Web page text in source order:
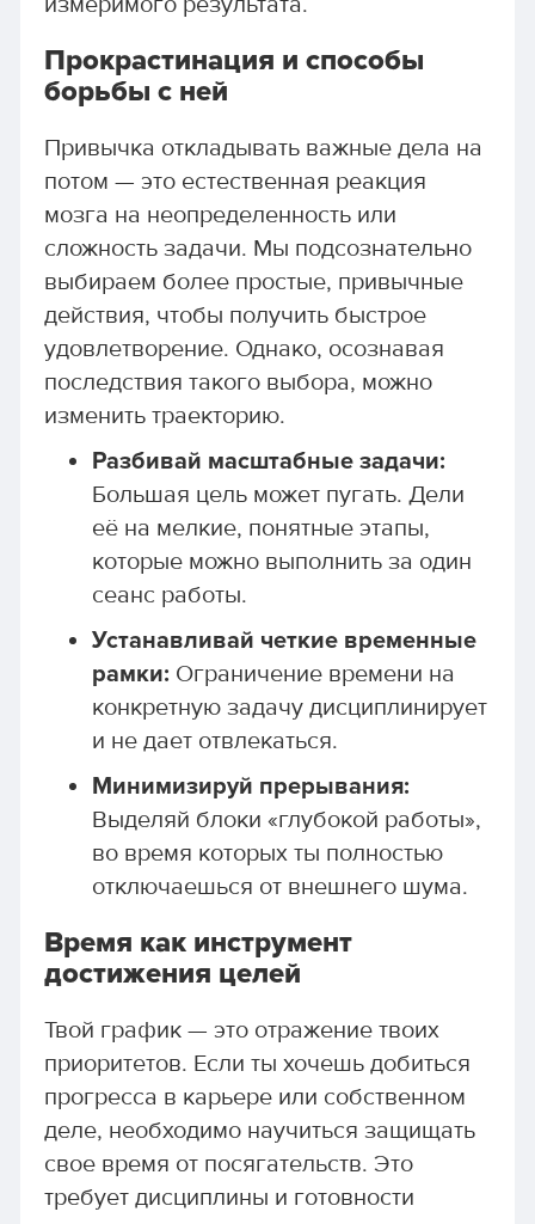
Прокрастинация и способы
борьбы с ней
Привычка откладывать важные дела на
потом — это естественная реакция
мозга на неопределенность или
сложность задачи. Мы подсознательно
выбираем более простые, привычные
действия, чтобы получить быстрое
удовлетворение. Однако, осознавая
последствия такого выбора, можно
изменить траекторию.
Разбивай масштабные задачи:
Большая цель может пугать. Дели
её на мелкие, понятные этапы,
которые можно выполнить за один
сеанс работы.
Устанавливай четкие временные
рамки: Ограничение времени на
конкретную задачу дисциплинирует
и не дает отвлекаться.
Минимизируй прерывания:
Выделяй блоки «глубокой работы»,
во время которых ты полностью
отключаешься от внешнего шума.
Время как инструмент
достижения целей
Твой график — это отражение твоих
приоритетов. Если ты хочешь добиться
прогресса в карьере или собственном
деле, необходимо научиться защищать
свое время от посягательств. Это
требует дисциплины и готовности